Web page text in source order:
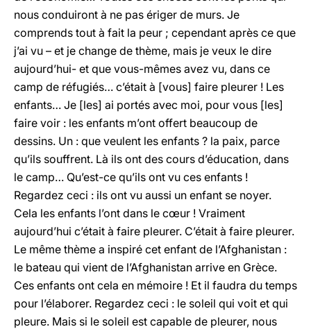
nous conduiront à ne pas ériger de murs. Je
comprends tout à fait la peur ; cependant après ce que
j’ai vu – et je change de thème, mais je veux le dire
aujourd’hui- et que vous-mêmes avez vu, dans ce
camp de réfugiés… c’était à [vous] faire pleurer ! Les
enfants… Je [les] ai portés avec moi, pour vous [les]
faire voir : les enfants m’ont offert beaucoup de
dessins. Un : que veulent les enfants ? la paix, parce
qu’ils souffrent. Là ils ont des cours d’éducation, dans
le camp… Qu’est-ce qu’ils ont vu ces enfants !
Regardez ceci : ils ont vu aussi un enfant se noyer.
Cela les enfants l’ont dans le cœur ! Vraiment
aujourd’hui c’était à faire pleurer. C’était à faire pleurer.
Le même thème a inspiré cet enfant de l’Afghanistan :
le bateau qui vient de l’Afghanistan arrive en Grèce.
Ces enfants ont cela en mémoire ! Et il faudra du temps
pour l’élaborer. Regardez ceci : le soleil qui voit et qui
pleure. Mais si le soleil est capable de pleurer, nous